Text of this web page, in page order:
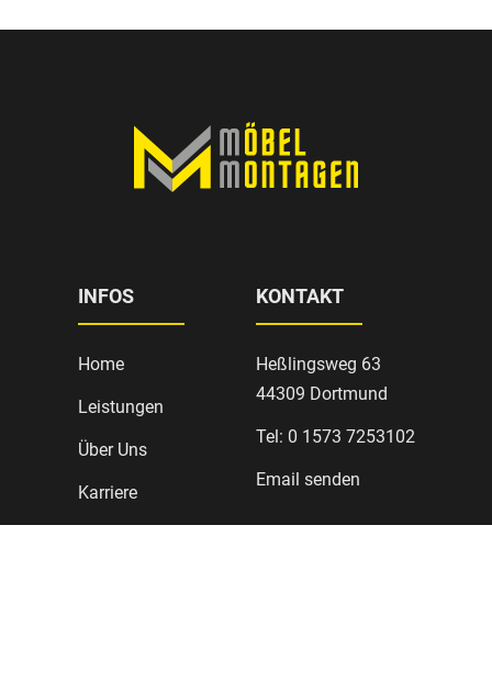
INFOS
Home
Leistungen
Über Uns
Karriere
KONTAKT
Heßlingsweg 63
44309 Dortmund
Tel: 0 1573 7253102
Email senden